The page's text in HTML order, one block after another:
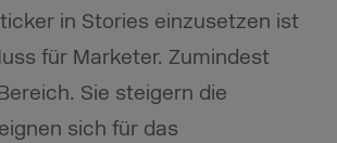
in Stories einzusetzen ist
für Marketer. Zumindest
Sie steigern die
sich für das